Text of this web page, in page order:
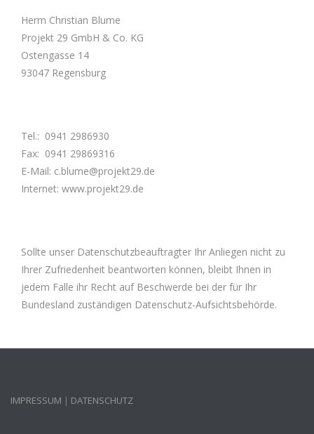
Herrn Christian Blume
Projekt 29 GmbH & Co. KG
Ostengasse 14
93047 Regensburg
Tel.: 0941 2986930
Fax: 0941 29869316
E-Mail: c.blume@projekt29.de
Internet: www.projekt29.de
Sollte unser Datenschutzbeauftragter Ihr Anliegen nicht zu
Ihrer Zufriedenheit beantworten können, bleibt Ihnen in
jedem Falle ihr Recht auf Beschwerde bei der für Ihr
Bundesland zuständigen Datenschutz-Aufsichtsbehörde.
IMPRESSUM | DATENSCHUTZ